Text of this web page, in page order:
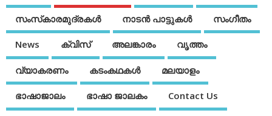
സംസ്‌കാരമുദ്രകള്‍ നാടന്‍ പാട്ടുകള്‍ സംഗീതം
News ക്വിസ് അലങ്കാരം വൃത്തം
വ്യാകരണം കടംകഥകള്‍ മലയാളം
ഭാഷാജാലം ഭാഷാ ജാലകം Contact Us